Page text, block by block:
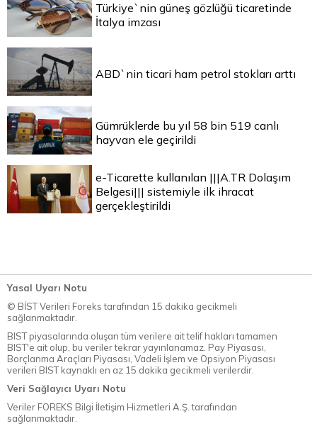
Türkiye`nin güneş gözlüğü ticaretinde
İtalya imzası
ABD`nin ticari ham petrol stokları arttı
Gümrüklerde bu yıl 58 bin 519 canlı
hayvan ele geçirildi
e-Ticarette kullanılan |||A.TR Dolaşım
Belgesi||| sistemiyle ilk ihracat
gerçekleştirildi
Yasal Uyarı Notu
© BİST Verileri Foreks tarafından 15 dakika gecikmeli
sağlanmaktadır.
BIST piyasalarında oluşan tüm verilere ait telif hakları tamamen
BIST'e ait olup, bu veriler tekrar yayınlanamaz. Pay Piyasası,
Borçlanma Araçları Piyasası, Vadeli İşlem ve Opsiyon Piyasası
verileri BIST kaynaklı en az 15 dakika gecikmeli verilerdir.
Veri Sağlayıcı Uyarı Notu
Veriler FOREKS Bilgi İletişim Hizmetleri A.Ş. tarafından
sağlanmaktadır.